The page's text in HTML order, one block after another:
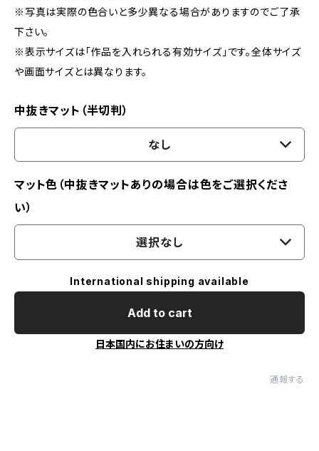
※写真は実際の色合いと多少異なる場合がありますのでご了承
下さい。
※表示サイズは「作品を入れられる有効サイズ」です。全体サイズ
や画面サイズとは異なります。
中抜きマット（半切判）
なし
マット色（中抜きマットありの場合は色をご選択くださ
い）
選択なし
International shipping available
Add to cart
日本国内にお住まいの方向け
通報する